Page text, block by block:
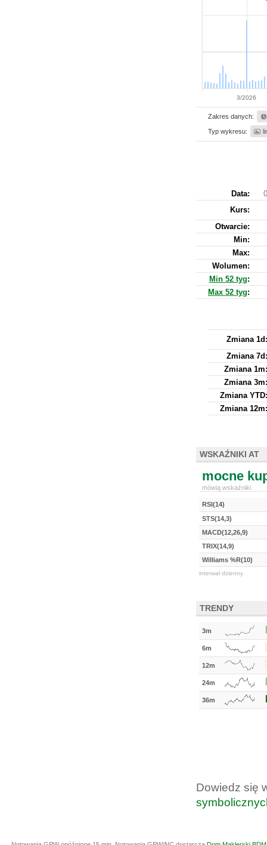
3/2026
Zakres danych:
Typ wykresu:
Data:
Kurs:
Otwarcie:
Min:
Max:
Wolumen:
Min 52 tyg:
Max 52 tyg:
Zmiana 1d:
Zmiana 7d:
Zmiana 1m:
Zmiana 3m:
Zmiana YTD:
Zmiana 12m:
WSKAŹNIKI AT
mocne
mówią wskaźniki
RSI(14)
STS(14,3)
MACD(12,26,9)
TRIX(14,9)
Williams %R(10)
interwał dzienny
TRENDY
3m
6m
12m
24m
36m
Dowiedz się